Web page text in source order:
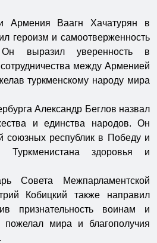
Армения Ваагн Хачатурян в
героизм и самоотверженность
Он выразил уверенность в
между Арменией
туркменскому народу мира
Александр Беглов назвал
и единства народов. Он
союзных республик в Победу и
Туркменистана здоровья и
Совета Межпарламентской
Кобицкий также направил
признательность воинам и
мира и благополучия